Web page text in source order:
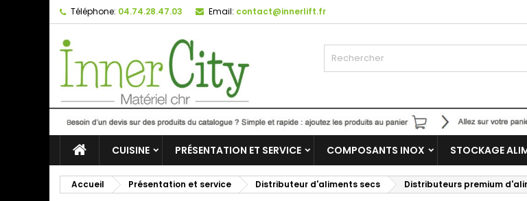
Téléphone: 04.74.28.47.03 Email: contact@innerlift.fr
CUISINE PRÉSENTATION ET SERVICE COMPOSANTS INOX STOCKAGE
Accueil Présentation et service Distributeur d'aliments secs Distributeurs premium